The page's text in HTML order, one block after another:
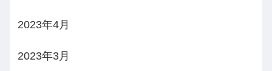
2023年4月
2023年3月